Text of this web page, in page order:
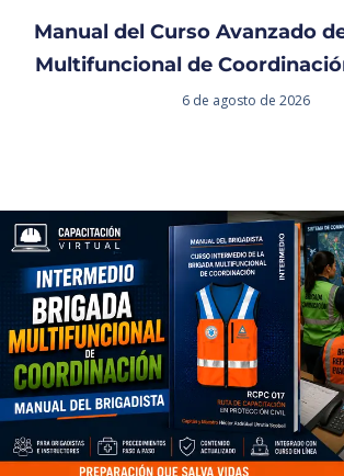
Manual del Curso Avanzado
Multifuncional de
6 de agosto de 2026